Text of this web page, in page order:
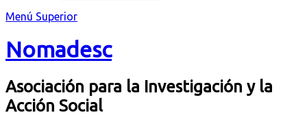
Menú Superior
Nomadesc
Asociación para la Investigación y la
Acción Social